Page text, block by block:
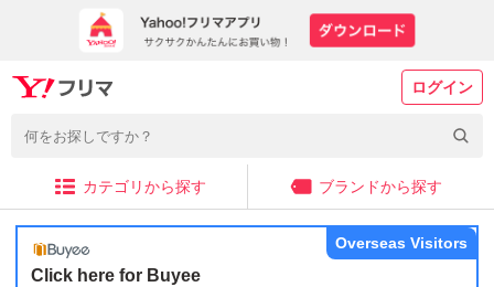
ログイン
カテゴリから探す ブランドから探す
Click here for Buyee
Overseas Visitors